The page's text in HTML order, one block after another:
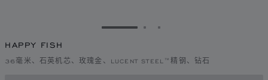
转到幻灯片 1转到幻灯片 2
转到幻灯片 3
HAPPY FISH
36毫米、石英机芯、玫瑰金、LUCENT STEEL™精钢、钻石